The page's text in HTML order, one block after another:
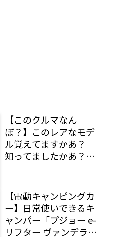
【このクルマなん
ぼ？】このレアなモデ
ル覚えてますかあ？
知ってましたかあ？
歳・・・
【電動キャンピングカ
ー】日常使いできるキ
ャンパー「プジョー e-
リフター ヴァンデラ